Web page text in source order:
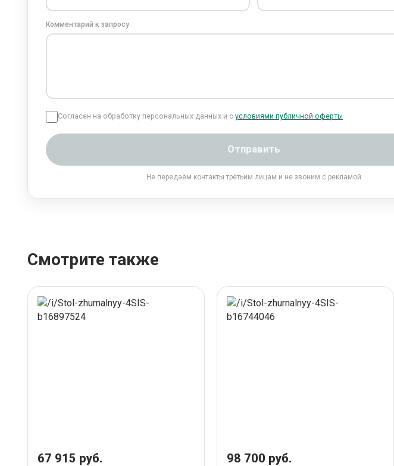
Комментарий к запросу
Согласен на обработку персональных данных и с условиями публичной оферты
Отправить
Не передаём контакты третьим лицам и не звоним с рекламой
Смотрите также
67 915 руб. 98 700 руб.